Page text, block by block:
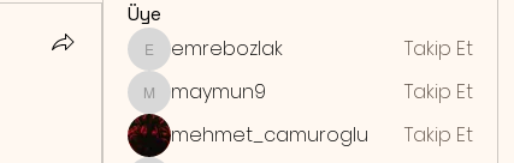
Üye
emrebozlak
emrebozlak Takip Et
maymun9
maymun9
Takip Et
mehmet_camuroglu
Takip Et